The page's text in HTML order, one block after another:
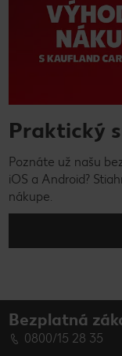
Praktický
Poznáte už našu
iOS a Android?
nákupe.
Bezplatná
0800/15 28 35